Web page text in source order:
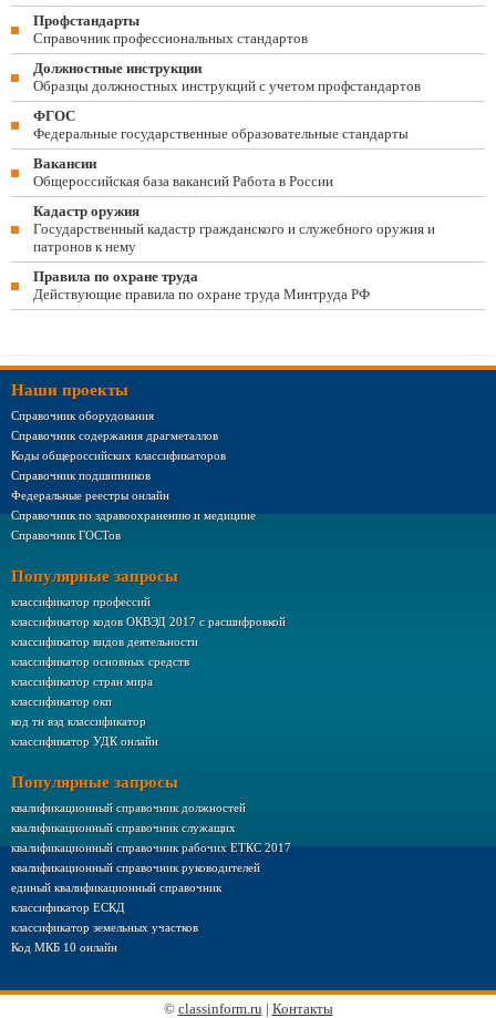
Профстандарты
Справочник профессиональных стандартов
Должностные инструкции
Образцы должностных инструкций с учетом профстандартов
ФГОС
Федеральные государственные образовательные стандарты
Вакансии
Общероссийская база вакансий Работа в России
Кадастр оружия
Государственный кадастр гражданского и служебного оружия и
патронов к нему
Правила по охране труда
Действующие правила по охране труда Минтруда РФ
Наши проекты
Справочник оборудования
Справочник содержания драгметаллов
Коды общероссийских классификаторов
Справочник подшипников
Федеральные реестры онлайн
Справочник по здравоохранению и медицине
Справочник ГОСТов
Популярные запросы
классификатор профессий
классификатор кодов ОКВЭД 2017 с расшифровкой
классификатор видов деятельности
классификатор основных средств
классификатор стран мира
классификатор окп
код тн вэд классификатор
классификатор УДК онлайн
Популярные запросы
квалификационный справочник должностей
квалификационный справочник служащих
квалификационный справочник рабочих ЕТКС 2017
квалификационный справочник руководителей
единый квалификационный справочник
классификатор ЕСКД
классификатор земельных участков
Код МКБ 10 онлайн
© classinform.ru | Контакты